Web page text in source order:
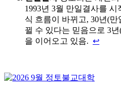
1993년 3월 만일결사를
식 흐름이 바뀌고, 30년(
뀔 수 있다는 믿음으로 3
을 이어오고 있음. ↩